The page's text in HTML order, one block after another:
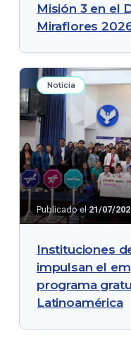
Misión 3 en el
Miraflores
Noticia
Publicado el21/07/
Instituciones
impulsan el
programa
Latinoamérica